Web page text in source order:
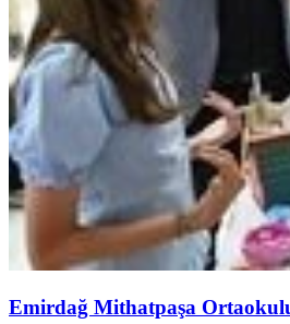
Emirdağ Mithatpaşa